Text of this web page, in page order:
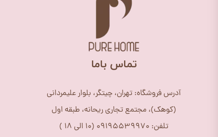
​تماس باما
آدرس فروشگاه: تهران، چیتگر، بلوار علیمردانی
(کوهک)، مجتمع تجاری ریحانه، طبقه اول
تلفن: 09195539970 (10 الی 18 )